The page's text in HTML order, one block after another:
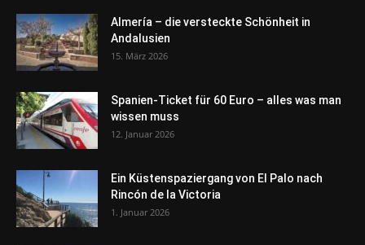
Almería – die versteckte Schönheit in
Andalusien
15. März 2026
Spanien-Ticket für 60 Euro – alles was man
wissen muss
12. Januar 2026
Ein Küstenspaziergang von El Palo nach
Rincón de la Victoria
1. Januar 2026